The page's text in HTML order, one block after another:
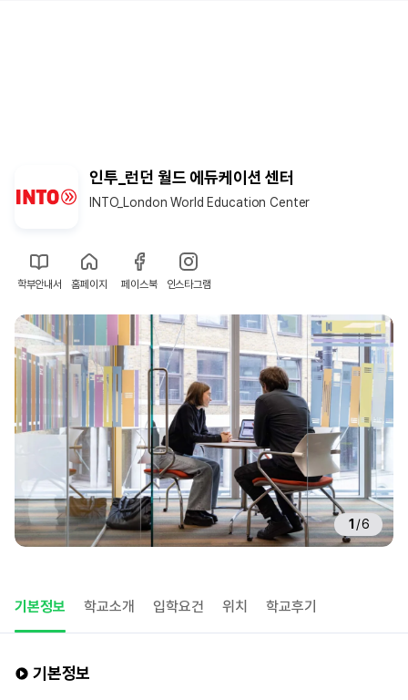
인투_런던 월드 에듀케이션 센터
INTO_London World Education Center
학부안내서 홈페이지 페이스북 인스타그램
1 /6
기본정보 학교소개 입학요건 위치 학교후기
기본정보